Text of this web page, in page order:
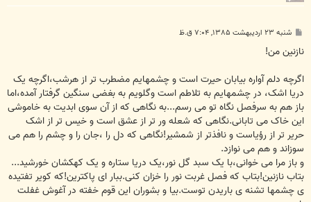
پ
ت
شنبه ۲۳ اردیبهشت ۱۳۸۵, ۷:۰۴ ق.ظ
نازنین من!
اگرچه دلم آواره بیابان حیرت است و چشمهایم مضطرب تر از هرشب،اگرچه یک
دریا اشک، در چشمهایم به تلاطم است وگلویم به بغضی سنگین گرفتار آمده،اما
باز هم به سرفصل نگاه تو می رسم...به نگاهی که از آن سوی ابدیت به خاموشی
این خاک می تابانی.نگاهی که شعله ور تر از عشق است و خیس تر از اشک
حریر تر از رؤیاست و نافذتر از شمشیر!نگاهی که دل را ،جان را و چشم را هم می
سوزاند و هم می نوازد.
و باز مرا می خوانی،با یک سبد گل نور،یک دریا ستاره و یک کهکشان خورشید...
بتاب نازنین!بتاب که فصل غربت نور را خزان کنی.ببار ای پاکترین!که کویر تفتیده
ی چشمها تشنه ی باریدن توست.بیا و بشوران این قوم خفته در آغوش غفلت